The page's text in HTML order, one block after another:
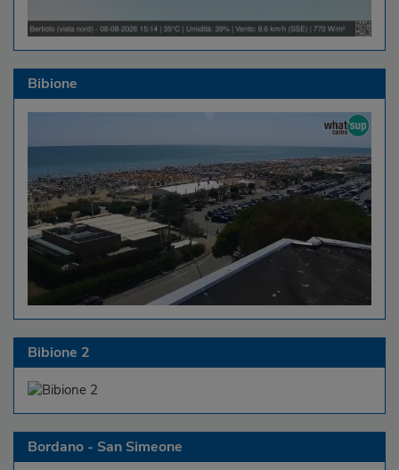
Bibione
Bibione 2
Bordano - San Simeone